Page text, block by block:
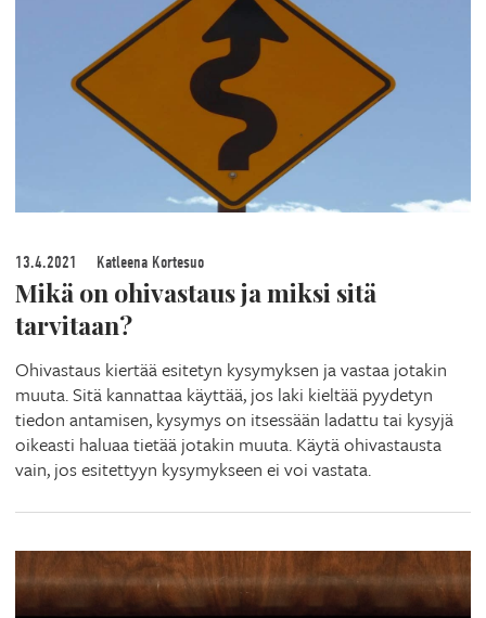
13.4.2021 Katleena Kortesuo
Mikä on ohivastaus ja miksi sitä
tarvitaan?
Ohivastaus kiertää esitetyn kysymyksen ja vastaa jotakin
muuta. Sitä kannattaa käyttää, jos laki kieltää pyydetyn
tiedon antamisen, kysymys on itsessään ladattu tai kysyjä
oikeasti haluaa tietää jotakin muuta. Käytä ohivastausta
vain, jos esitettyyn kysymykseen ei voi vastata.